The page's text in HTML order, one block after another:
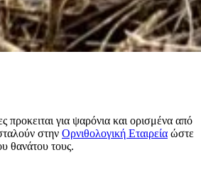
για ψαρόνια και ορισμένα από
στην Ορνιθολογική Εταιρεία ώστε
θανάτου τους.